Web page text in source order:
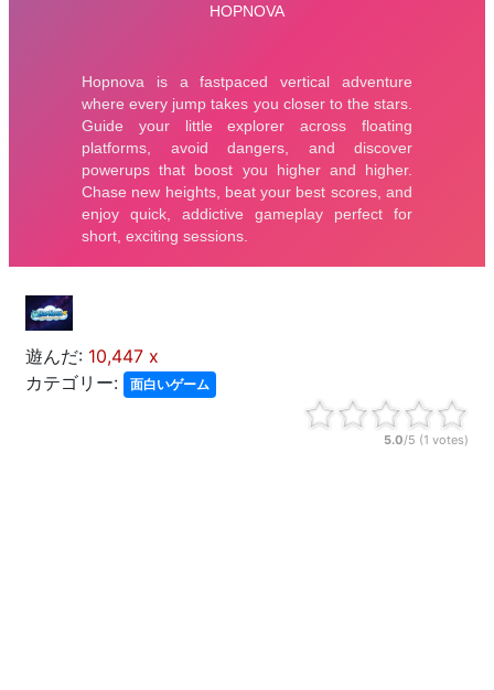
遊んだ: 10,447 x
カテゴリー:
面白いゲーム
5.0/5 (1 votes)